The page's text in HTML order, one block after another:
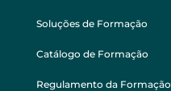
Soluções de Formação
Catálogo de Formação
Regulamento da Formação